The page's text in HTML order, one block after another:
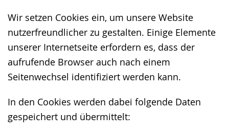
Wir setzen Cookies ein, um unsere Website
nutzerfreundlicher zu gestalten. Einige Elemente
unserer Internetseite erfordern es, dass der
aufrufende Browser auch nach einem
Seitenwechsel identifiziert werden kann.
In den Cookies werden dabei folgende Daten
gespeichert und übermittelt: